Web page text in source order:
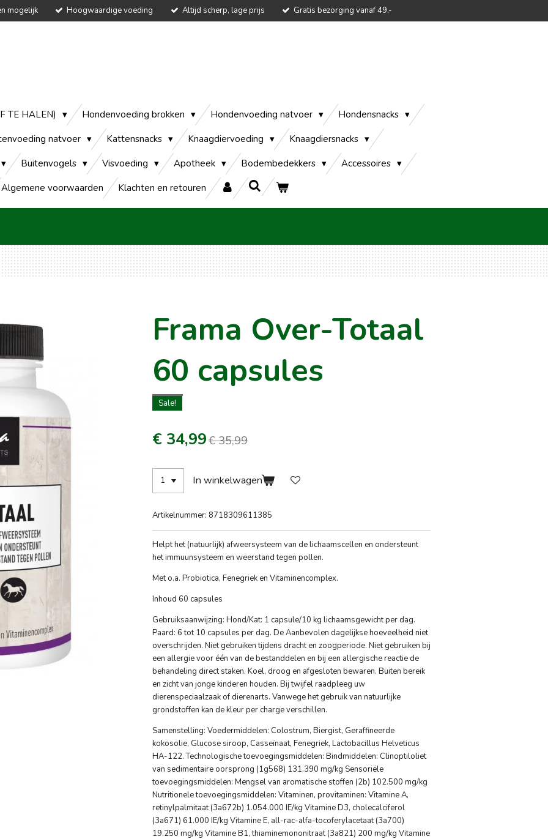
mogelijk Hoogwaardige voeding Altijd scherp, lage prijs Gratis bezorging vanaf 49,-
TE HALEN) Hondenvoeding brokken Hondenvoeding natvoer
Hondensnacks
natvoer Kattensnacks Knaagdiervoeding
Knaagdiersnacks
Buitenvogels Visvoeding Apotheek Bodembedekkers
Accessoires
Algemene voorwaarden Klachten en retouren
Frama Over-Totaal
60 capsules
Sale!
€ 34,99€ 35,99
In winkelwagen
Artikelnummer: 8718309611385
Helpt het (natuurlijk) afweersysteem van de lichaamscellen en ondersteunt
het immuunsysteem en weerstand tegen pollen.
Met o.a. Probiotica, Fenegriek en Vitaminencomplex.
Inhoud 60 capsules
Gebruiksaanwijzing: Hond/Kat: 1 capsule/10 kg lichaamsgewicht per dag.
Paard: 6 tot 10 capsules per dag. De Aanbevolen dagelijkse hoeveelheid niet
overschrijden. Niet gebruiken tijdens dracht en zoogperiode. Niet gebruiken bij
een allergie voor één van de bestanddelen en bij een allergische reactie de
behandeling direct staken. Koel, droog en afgesloten bewaren. Buiten bereik
en zicht van jonge kinderen houden. Bij twijfel raadpleeg uw
dierenspeciaalzaak of dierenarts. Vanwege het gebruik van natuurlijke
grondstoffen kan de kleur per charge verschillen.
Samenstelling: Voedermiddelen: Colostrum, Biergist, Geraffineerde
kokosolie, Glucose siroop, Casseïnaat, Fenegriek, Lactobacillus Helveticus
HA-122. Technologische toevoegingsmiddelen: Bindmiddelen: Clinoptiloliet
van sedimentaire oorsprong (1g568) 131.390 mg/kg Sensoriële
toevoegingsmiddelen: Mengsel van aromatische stoffen (2b) 102.500 mg/kg
Nutritionele toevoegingsmiddelen: Vitaminen, provitaminen: Vitamine A,
retinylpalmitaat (3a672b) 1.054.000 IE/kg Vitamine D3, cholecalciferol
(3a671) 61.000 IE/kg Vitamine E, all-rac-alfa-tocoferylacetaat (3a700)
19.250 mg/kg Vitamine B1, thiaminemononitraat (3a821) 200 mg/kg Vitamine